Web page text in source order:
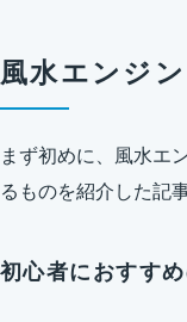
風水エンジ
まず初めに、風水エ
るものを紹介した記
初心者におすす